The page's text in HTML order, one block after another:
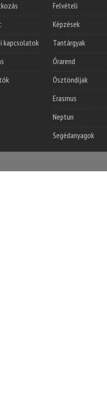
kapcsolatok
Felvételi
Képzések
Tantárgyak
Órarend
Ösztöndíjak
Erasmus
Neptun
Segédanyagok